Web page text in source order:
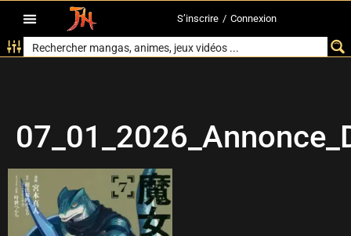
S’inscrire / Connexion